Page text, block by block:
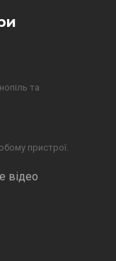
та
пристрої.
відео